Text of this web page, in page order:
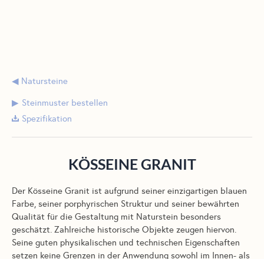
Natursteine
Steinmuster bestellen
Spezifikation
KÖSSEINE GRANIT
Der Kösseine Granit ist aufgrund seiner einzigartigen blauen
Farbe, seiner porphyrischen Struktur und seiner bewährten
Qualität für die Gestaltung mit Naturstein besonders
geschätzt. Zahlreiche historische Objekte zeugen hiervon.
Seine guten physikalischen und technischen Eigenschaften
setzen keine Grenzen in der Anwendung sowohl im Innen- als